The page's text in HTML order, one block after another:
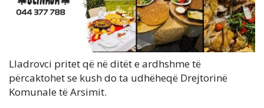
Lladrovci pritet që në ditët e ardhshme të
përcaktohet se kush do ta udhëheqë Drejtorinë
Komunale të Arsimit.